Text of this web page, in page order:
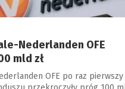
Nederlanden OFE
mld zł
OFE po raz pierwszy